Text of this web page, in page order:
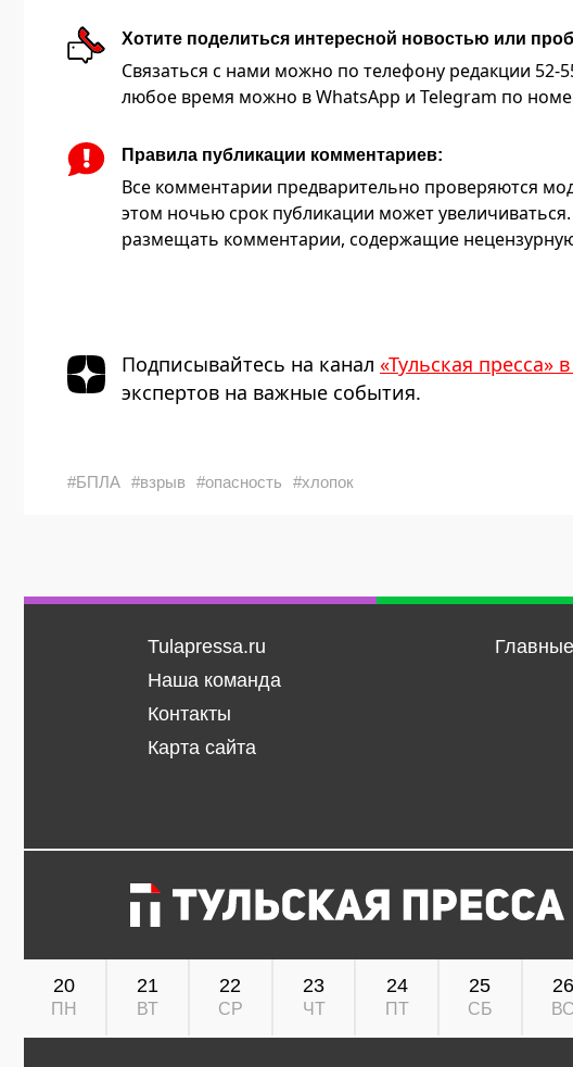
Хотите поделиться интересной новостью или
Связаться с нами можно по телефону редакции 52-
любое время можно в WhatsApp и Telegram по
Правила публикации комментариев:
Все комментарии предварительно проверяются
этом ночью срок публикации может
размещать комментарии, содержащие
Подписывайтесь на канал «Тульская пресса»
экспертов на важные события.
#БПЛА #взрыв #опасность #хлопок
Tulapressa.ru
Наша команда
Контакты
Карта сайта
20
ПН
21
ВТ
22
СР
23
ЧТ
24
ПТ
25
СБ
26
ВС